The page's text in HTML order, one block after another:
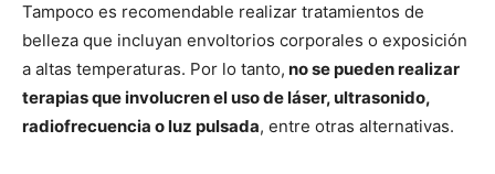
Tampoco es recomendable realizar tratamientos de
belleza que incluyan envoltorios corporales o exposición
a altas temperaturas. Por lo tanto, no se pueden realizar
terapias que involucren el uso de láser, ultrasonido,
radiofrecuencia o luz pulsada, entre otras alternativas.